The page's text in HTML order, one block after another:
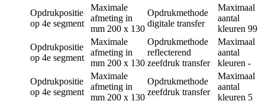
Opdrukpositie
op 4e segment
Maximale
afmeting in
mm 200 x 130
Opdrukmethode
digitale transfer
Maximaal
aantal
kleuren 99
Opdrukpositie
op 4e segment
Maximale
afmeting in
mm 200 x 130
Opdrukmethode
reflecterend
zeefdruk transfer
Maximaal
aantal
kleuren -
Opdrukpositie
op 4e segment
Maximale
afmeting in
mm 200 x 130
Opdrukmethode
zeefdruk transfer
Maximaal
aantal
kleuren 5